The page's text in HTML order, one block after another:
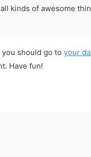
kinds of awesome
should go to your
Have fun!